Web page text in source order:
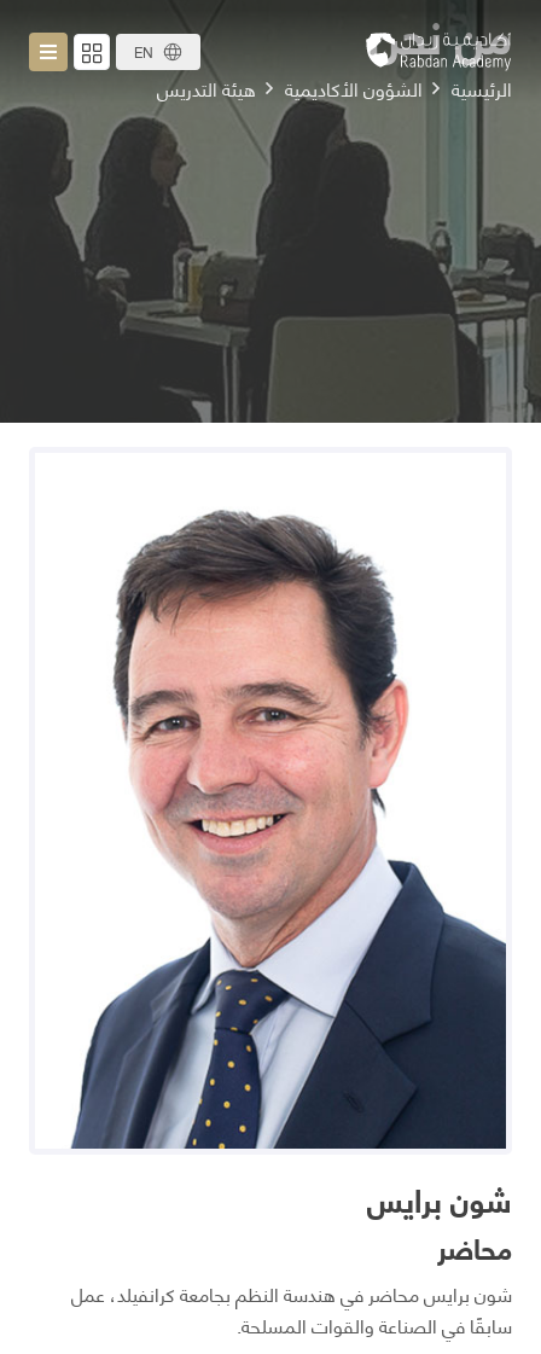
EN من نحن
الرئيسية الشؤون الأكاديمية هيئة التدريس
شون برايس
محاضر
شون برايس محاضر في هندسة النظم بجامعة كرانفيلد، عمل
سابقًا في الصناعة والقوات المسلحة.